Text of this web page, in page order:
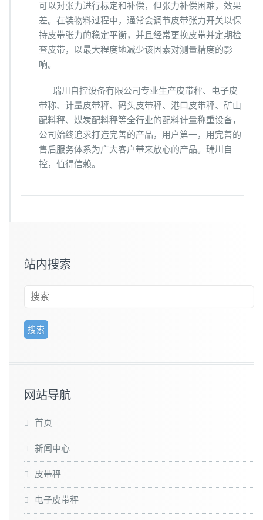
可以对张力进行标定和补偿，但张力补偿困难，效果
差。在装物料过程中，通常会调节皮带张力开关以保
持皮带张力的稳定平衡，并且经常更换皮带并定期检
查皮带，以最大程度地减少该因素对测量精度的影
响。
瑞川自控设备有限公司专业生产皮带秤、电子皮
带称、计量皮带秤、码头皮带秤、港口皮带秤、矿山
配料秤、煤炭配料秤等全行业的配料计量称重设备，
公司始终追求打造完善的产品，用户第一，用完善的
售后服务体系为广大客户带来放心的产品。瑞川自
控，值得信赖。
站内搜索
网站导航
首页
新闻中心
皮带秤
电子皮带秤